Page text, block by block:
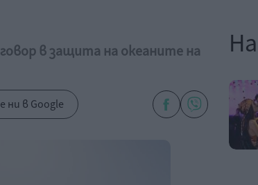
в защита на океаните на
ни в Google